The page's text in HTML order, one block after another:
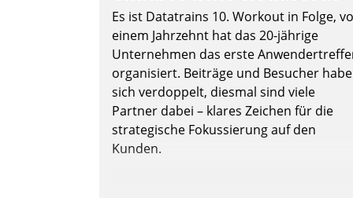
Es ist Datatrains 10. Workout in Folge,
einem Jahrzehnt hat das 20-jährige
Unternehmen das erste
organisiert. Beiträge und Besucher
sich verdoppelt, diesmal sind viele
Partner dabei – klares Zeichen für die
strategische Fokussierung auf den
Kunden.